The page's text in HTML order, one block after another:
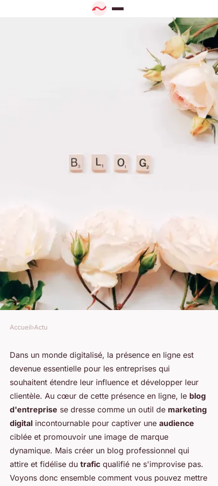
Quelles sont les étapes pour
créer un blog d'entreprise
performant?
toussaint•13 janvier 2024 •2 min de lecture
Accueil›Actu
Dans un monde digitalisé, la présence en ligne est
devenue essentielle pour les entreprises qui
souhaitent étendre leur influence et développer leur
clientèle. Au cœur de cette présence en ligne, le blog
d'entreprise se dresse comme un outil de marketing
digital incontournable pour captiver une audience
ciblée et promouvoir une image de marque
dynamique. Mais créer un blog professionnel qui
attire et fidélise du trafic qualifié ne s'improvise pas.
Voyons donc ensemble comment vous pouvez mettre